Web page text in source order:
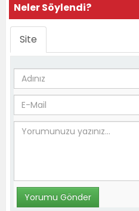
Neler Söylendi?
Site